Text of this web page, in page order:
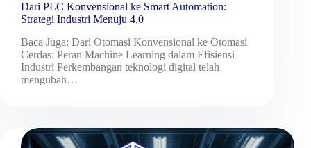
Dari PLC Konvensional ke Smart Automation:
Strategi Industri Menuju 4.0
Baca Juga: Dari Otomasi Konvensional ke Otomasi
Cerdas: Peran Machine Learning dalam Efisiensi
Industri Perkembangan teknologi digital telah
mengubah…